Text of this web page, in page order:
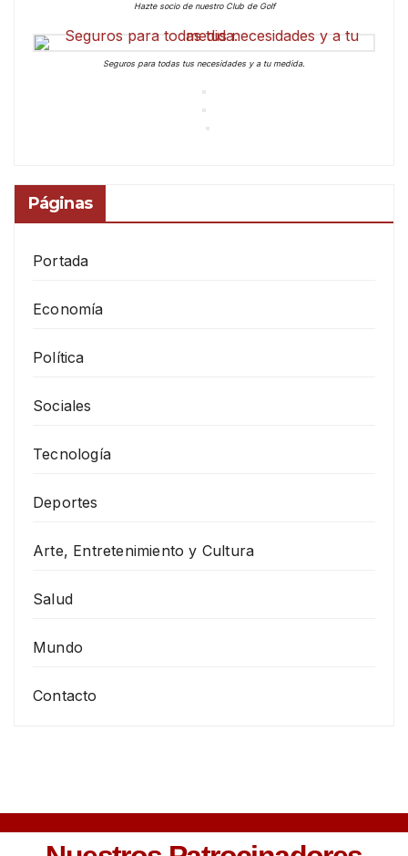
Hazte socio de nuestro Club de Golf
Seguros para todas tus necesidades y a tu medida.
Páginas
Portada
Economía
Política
Sociales
Tecnología
Deportes
Arte, Entretenimiento y Cultura
Salud
Mundo
Contacto